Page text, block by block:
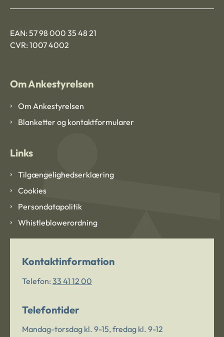
EAN: 57 98 000 35 48 21
CVR: 1007 4002
Om Ankestyrelsen
Om Ankestyrelsen
Blanketter og kontaktformularer
Links
Tilgængelighedserklæring
Cookies
Persondatapolitik
Whistleblowerordning
Kontaktinformation
Telefon: 33 41 12 00
Telefontider
Mandag-torsdag kl. 9-15, fredag kl. 9-12